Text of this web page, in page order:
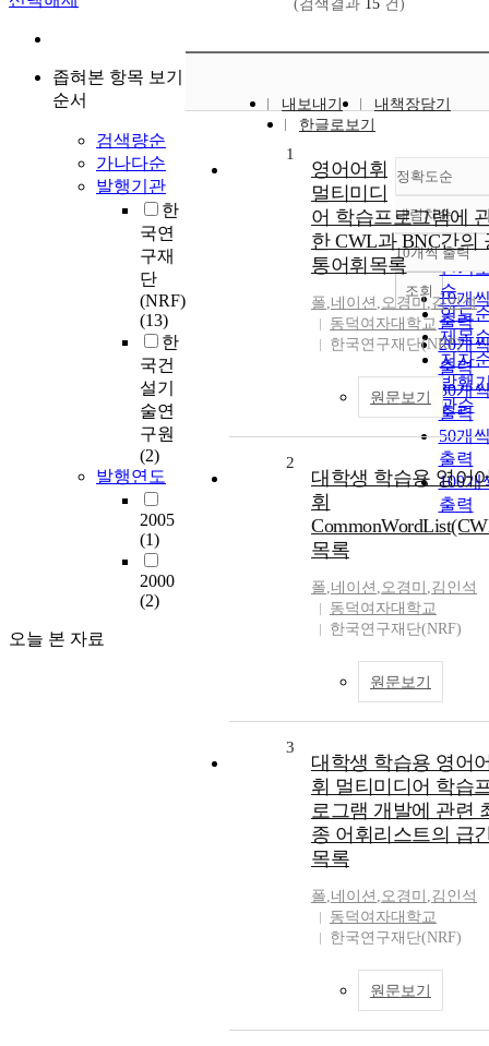
좁혀본 항목 보기
순서
검색량순
가나다순
발행기관
한
국연
구재
단
(NRF)
(13)
한
국건
설기
술연
구원
(2)
발행연도
2005
(1)
2000
(2)
오늘 본 자료
(검색결과 15 건)
내보내기
내책장담기
한글로보기
정확도순
정확
순
인기
순
연도
제목
저자
발행
관순
내림차순
내림
10개씩 출력
10개
출력
20개
출력
30개
출력
50개
출력
100개
출력
조회
1
영어어휘
멀티미디
어 학습프로그램에
한 CWL과 BNC간의
통어휘목록
폴,네이션 ,오경미,김인석
동덕여자대학교
한국연구재단(NRF)
원문보기
2
대학생 학습용 영어
휘
목록
폴,네이션 ,오경미 ,김인석
동덕여자대학교
한국연구재단(NRF)
원문보기
3
대학생 학습용 영어
휘 멀티미디어 학습
로그램 개발에 관련
종 어휘리스트의 급
목록
폴,네이션 ,오경미 ,김인석
동덕여자대학교
한국연구재단(NRF)
원문보기